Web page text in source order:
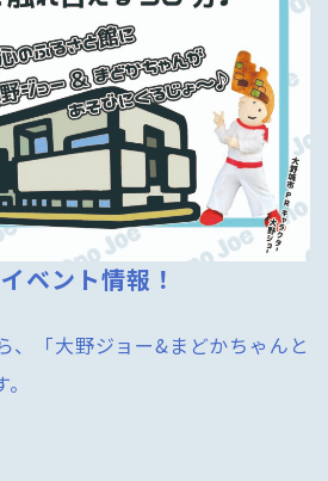
ベント情報！
、「大野ジョー&まどかちゃんと